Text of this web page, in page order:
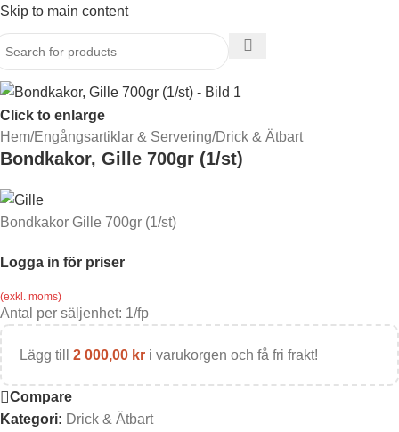
Skip to main content
Click to enlarge
Hem/Engångsartiklar & Servering/Drick & Ätbart
Bondkakor, Gille 700gr (1/st)
Bondkakor Gille 700gr (1/st)
Logga in för priser
(exkl. moms)
Antal per säljenhet: 1/fp
Lägg till 2 000,00 kr i varukorgen och få fri frakt!
Compare
Kategori: Drick & Ätbart